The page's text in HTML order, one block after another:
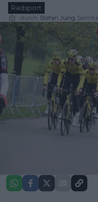
Radsport
durch Stefan Jung